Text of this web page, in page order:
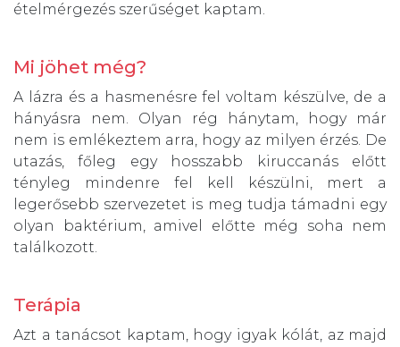
ételmérgezés szerűséget kaptam.
Mi jöhet még?
A lázra és a hasmenésre fel voltam készülve, de a
hányásra nem. Olyan rég hánytam, hogy már
nem is emlékeztem arra, hogy az milyen érzés. De
utazás, főleg egy hosszabb kiruccanás előtt
tényleg mindenre fel kell készülni, mert a
legerősebb szervezetet is meg tudja támadni egy
olyan baktérium, amivel előtte még soha nem
találkozott.
Terápia
Azt a tanácsot kaptam, hogy igyak kólát, az majd